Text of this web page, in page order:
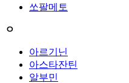
쏘팔메토
ㅇ
아르기닌
아스타잔틴
알부민